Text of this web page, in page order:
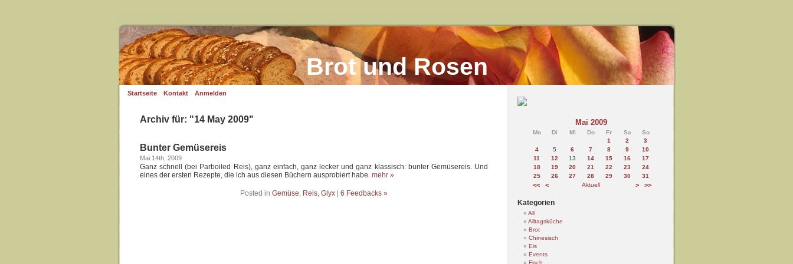
Brot und Rosen
Startseite Kontakt Anmelden
Archiv für: "14 May 2009"
Bunter Gemüsereis
Mai 14th, 2009
Ganz schnell (bei Parboiled Reis), ganz einfach, ganz lecker und ganz klassisch: bunter Gemüsereis. Und
eines der ersten Rezepte, die ich aus diesen Büchern ausprobiert habe. mehr »
Posted in Gemüse, Reis, Glyx 6 Feedbacks »
Mai 2009
Mo Di Mi Do Fr Sa
So
1
2
3
4
5 6 7 8 9
10
11
12 13 14 15 16
17
18
19 20 21 22 23
24
25
26 27 28 29 30 31
<< < Aktuell > >>
Kategorien
All
Alltagsküche
Brot
Chinesisch
Eis
Events
Fisch